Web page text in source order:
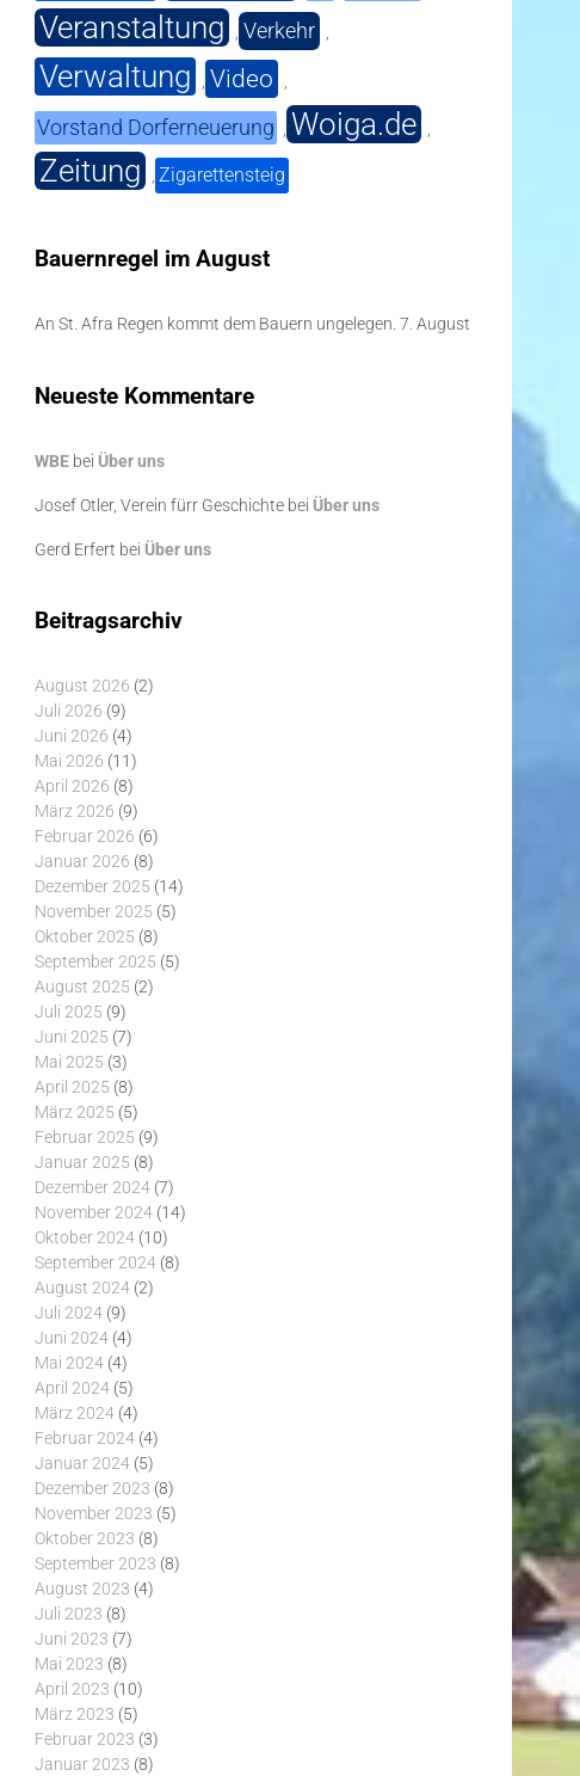
Veranstaltung , Verkehr ,
Verwaltung , Video ,
Vorstand Dorferneuerung , Woiga.de ,
Zeitung , Zigarettensteig
Bauernregel im August
An St. Afra Regen kommt dem Bauern ungelegen. 7. August
Neueste Kommentare
WBE bei Über uns
Josef Otler, Verein fürr Geschichte bei Über uns
Gerd Erfert bei Über uns
Beitragsarchiv
August 2026 (2)
Juli 2026 (9)
Juni 2026 (4)
Mai 2026 (11)
April 2026 (8)
März 2026 (9)
Februar 2026 (6)
Januar 2026 (8)
Dezember 2025 (14)
November 2025 (5)
Oktober 2025 (8)
September 2025 (5)
August 2025 (2)
Juli 2025 (9)
Juni 2025 (7)
Mai 2025 (3)
April 2025 (8)
März 2025 (5)
Februar 2025 (9)
Januar 2025 (8)
Dezember 2024 (7)
November 2024 (14)
Oktober 2024 (10)
September 2024 (8)
August 2024 (2)
Juli 2024 (9)
Juni 2024 (4)
Mai 2024 (4)
April 2024 (5)
März 2024 (4)
Februar 2024 (4)
Januar 2024 (5)
Dezember 2023 (8)
November 2023 (5)
Oktober 2023 (8)
September 2023 (8)
August 2023 (4)
Juli 2023 (8)
Juni 2023 (7)
Mai 2023 (8)
April 2023 (10)
März 2023 (5)
Februar 2023 (3)
Januar 2023 (8)